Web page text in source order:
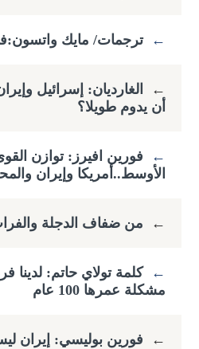
← ترجمات/ مايك
←
الغارديان: إسرائيل
أن يدوم طويلا؟
←
فورين افيرز: توازن
الأوسط..أمريكا وإيران
← من ضفاف الدجلة
← كلمة تولاي حاتم: لدينا
مشكلة عمرها 100 عام
← فورين بوليسي: إيران